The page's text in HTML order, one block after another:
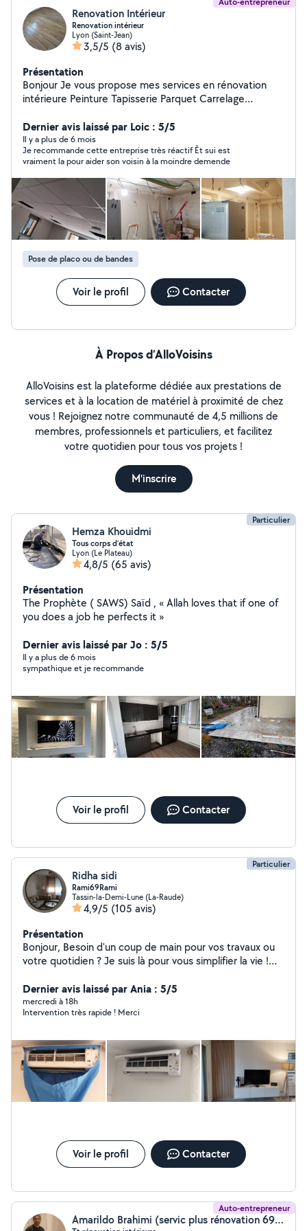
Renovation Intérieur
Renovation intérieur
Lyon (Saint-Jean)
3,5/5 (8 avis)
Présentation
Bonjour Je vous propose mes services en rénovation
intérieure Peinture Tapisserie Parquet Carrelage
Dernier avis laissé par Loic : 5/5
Il y a plus de 6 mois
Je recommande cette entreprise très réactif Êt sui est
vraiment la pour aider son voisin à la moindre demende
Pose de placo ou de bandes
Voir le profil Contacter
À Propos d’AlloVoisins
AlloVoisins est la plateforme dédiée aux prestations de
services et à la location de matériel à proximité de chez
vous ! Rejoignez notre communauté de 4,5 millions de
membres, professionnels et particuliers, et facilitez
votre quotidien pour tous vos projets !
M'inscrire
Particulier
Hemza Khouidmi
Tous corps d’état
Lyon (Le Plateau)
4,8/5 (65 avis)
Présentation
The Prophète ( SAWS) Saïd , « Allah loves that if one of
you does a job he perfects it »
Dernier avis laissé par Jo : 5/5
Il y a plus de 6 mois
sympathique et je recommande
Voir le profil Contacter
Particulier
Ridha sidi
Rami69Rami
Tassin-la-Demi-Lune (La-Raude)
4,9/5 (105 avis)
Présentation
Bonjour, Besoin d'un coup de main pour vos travaux ou
votre quotidien ? Je suis là pour vous simplifier la vie !
propose mes services pour : Nettoyage (maison,
appartement, fin de chantier) Montage de meubles
Entretien des espaces verts Petits travaux d'électricité
de climatisation Aide à la personne (courses, petits
services, accompagnement)
Dernier avis laissé par Ania : 5/5
mercredi à 18h
Intervention très rapide ! Merci
Voir le profil Contacter
Auto-entrepreneur
Amarildo Brahimi (servic plus rénovation 69570)